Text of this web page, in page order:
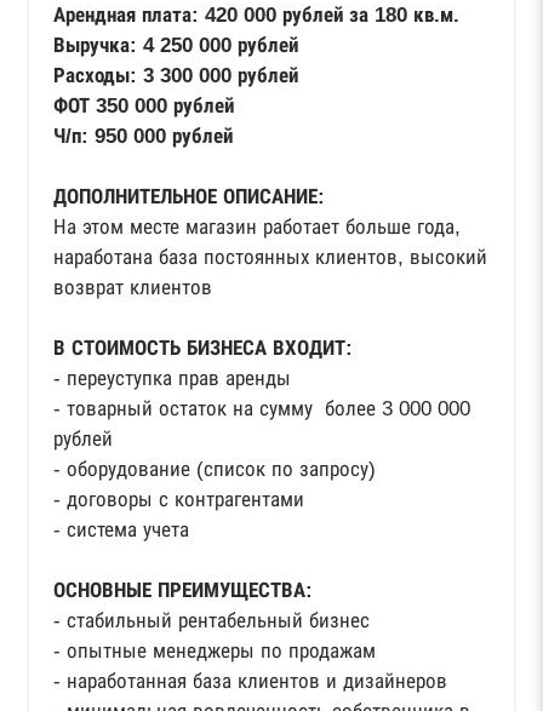
Арендная плата: 420 000 рублей за 180 кв.м.
Выручка: 4 250 000 рублей
Расходы: 3 300 000 рублей
ФОТ 350 000 рублей
Ч/п: 950 000 рублей
ДОПОЛНИТЕЛЬНОЕ ОПИСАНИЕ:
На этом месте магазин работает больше года,
наработана база постоянных клиентов, высокий
возврат клиентов
В СТОИМОСТЬ БИЗНЕСА ВХОДИТ:
- переуступка прав аренды
- товарный остаток на сумму более 3 000 000
рублей
- оборудование (список по запросу)
- договоры с контрагентами
- система учета
ОСНОВНЫЕ ПРЕИМУЩЕСТВА:
- стабильный рентабельный бизнес
- опытные менеджеры по продажам
- наработанная база клиентов и дизайнеров